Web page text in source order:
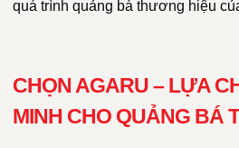
quá trình quảng bá thương hiệu
CHỌN AGARU – LỰA
MINH CHO QUẢNG BÁ